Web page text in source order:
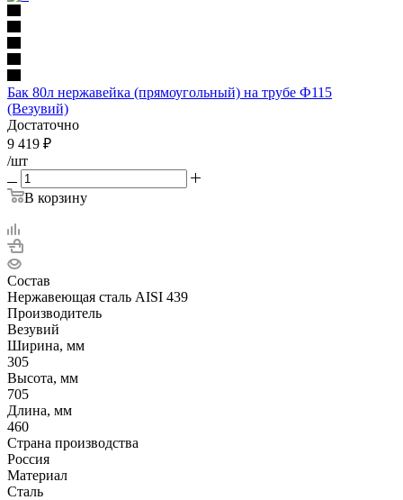
Бак 80л нержавейка (прямоугольный) на трубе Ф115
(Везувий)
Достаточно
9 419 ₽
/шт
В корзину
Состав
Нержавеющая сталь AISI 439
Производитель
Везувий
Ширина, мм
305
Высота, мм
705
Длина, мм
460
Страна производства
Россия
Материал
Сталь